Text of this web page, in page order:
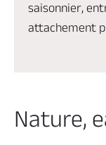
saisonnier,
attachement
Nature,